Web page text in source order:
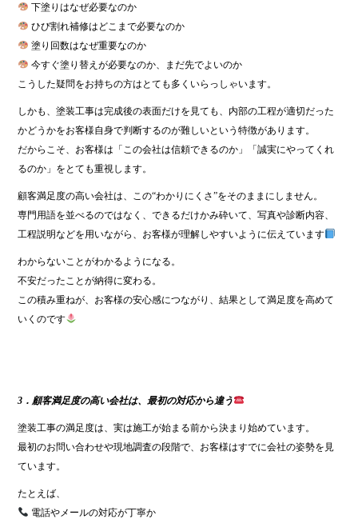
下塗りはなぜ必要なのか
ひび割れ補修はどこまで必要なのか
塗り回数はなぜ重要なのか
今すぐ塗り替えが必要なのか、まだ先でよいのか
こうした疑問をお持ちの方はとても多くいらっしゃいます。
しかも、塗装工事は完成後の表面だけを見ても、内部の工程が適切だった
かどうかをお客様自身で判断するのが難しいという特徴があります。
だからこそ、お客様は「この会社は信頼できるのか」「誠実にやってくれ
るのか」をとても重視します。
顧客満足度の高い会社は、この“わかりにくさ”をそのままにしません。
専門用語を並べるのではなく、できるだけかみ砕いて、写真や診断内容、
工程説明などを用いながら、お客様が理解しやすいように伝えています
わからないことがわかるようになる。
不安だったことが納得に変わる。
この積み重ねが、お客様の安心感につながり、結果として満足度を高めて
いくのです
3．顧客満足度の高い会社は、最初の対応から違う
塗装工事の満足度は、実は施工が始まる前から決まり始めています。
最初のお問い合わせや現地調査の段階で、お客様はすでに会社の姿勢を見
ています。
たとえば、
電話やメールの対応が丁寧か